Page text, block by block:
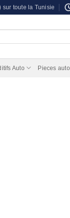
sur toute la Tunisie
Auto Pieces auto